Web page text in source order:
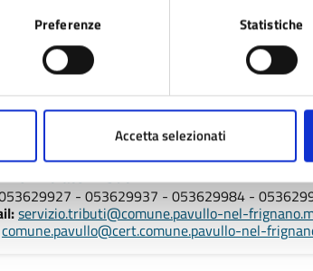
Preferenze Statistiche
Accetta selezionati
mo.it
organizzativa responsabile
Entrate Tributi
- 053629937 - 053629984 -
servizio.tributi@comune.pavullo-nel-
comune.pavullo@cert.comune.pavullo-nel-